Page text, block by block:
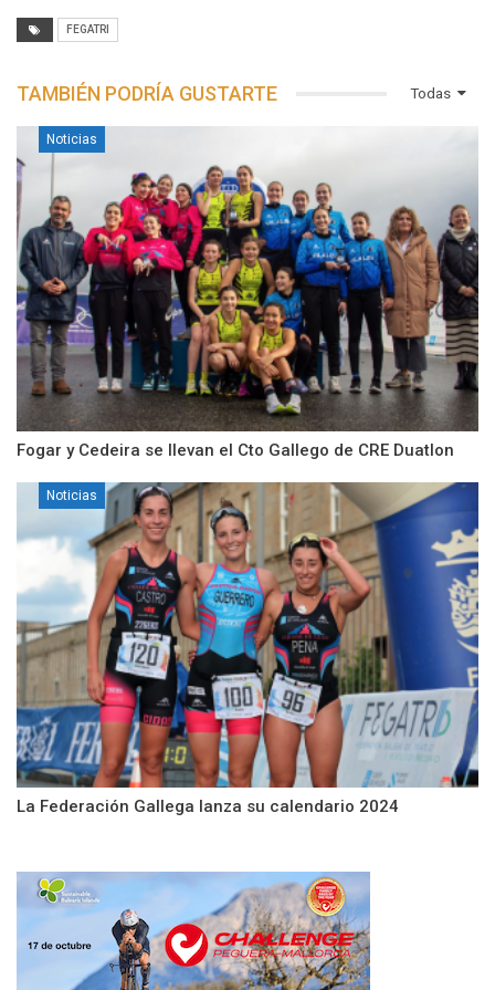
FEGATRI
Todas
TAMBIÉN PODRÍA GUSTARTE
Noticias
Fogar y Cedeira se llevan el Cto Gallego de CRE Duatlon
Noticias
La Federación Gallega lanza su calendario 2024